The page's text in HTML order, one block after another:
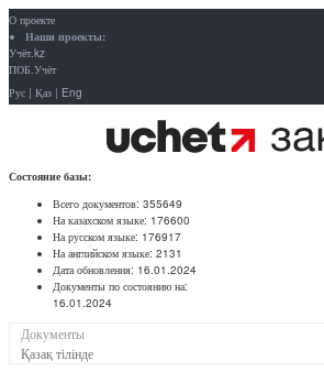
О проекте
Наши проекты:
Учёт.kz
ПОБ.Учёт
Рус | Қаз | Eng
Состояние базы:
Всего документов: 355649
На казахском языке: 176600
На русском языке: 176917
На английском языке: 2131
Дата обновления: 16.01.2024
Документы по состоянию на:
16.01.2024
Документы
Қазақ тілінде